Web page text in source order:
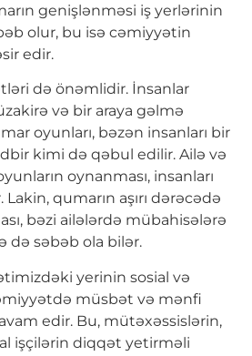
genişlənməsi iş yerlərinin
olur, bu isə cəmiyyətin
edir.
də önəmlidir. İnsanlar
və bir araya gəlmə
oyunları, bəzən insanları bir
kimi də qəbul edilir. Ailə və
oynanması, insanları
Lakin, qumarın aşırı dərəcədə
bəzi ailələrdə mübahisələrə
də səbəb ola bilər.
yerinin sosial və
müsbət və mənfi
edir. Bu, mütəxəssislərin,
işçilərin diqqət yetirməli